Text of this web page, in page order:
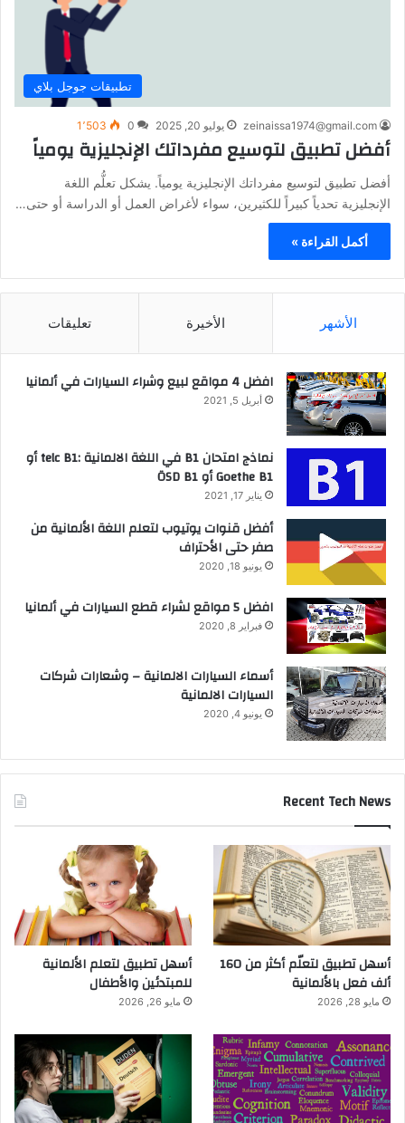
تطبيقات جوجل بلاي
zeinaissa1974@gmail.com يوليو 20, 2025 0 1٬503
أفضل تطبيق لتوسيع مفرداتك الإنجليزية يومياً
أفضل تطبيق لتوسيع مفرداتك الإنجليزية يومياً. يشكل تعلُّم اللغة
الإنجليزية تحدياً كبيراً للكثيرين، سواء لأغراض العمل أو الدراسة أو حتى…
أكمل القراءة »
الأشهر الأخيرة تعليقات
افضل 4 مواقع لبيع وشراء السيارات في ألمانيا
أبريل 5, 2021
نماذج امتحان B1 في اللغة الالمانية :telc B1 أو
Goethe B1 أو ÖSD B1
يناير 17, 2021
أفضل قنوات يوتيوب لتعلم اللغة الألمانية من
صفر حتى الأحتراف
يونيو 18, 2020
افضل 5 مواقع لشراء قطع السيارات في ألمانيا
فبراير 8, 2020
أسماء السيارات الالمانية – وشعارات شركات
السيارات الالمانية
يونيو 4, 2020
Recent Tech News
أسهل تطبيق لتعلّم أكثر من 160
ألف فعل بالألمانية
مايو 28, 2026
أسهل تطبيق لتعلم الألمانية
للمبتدئين والأطفال
مايو 26, 2026